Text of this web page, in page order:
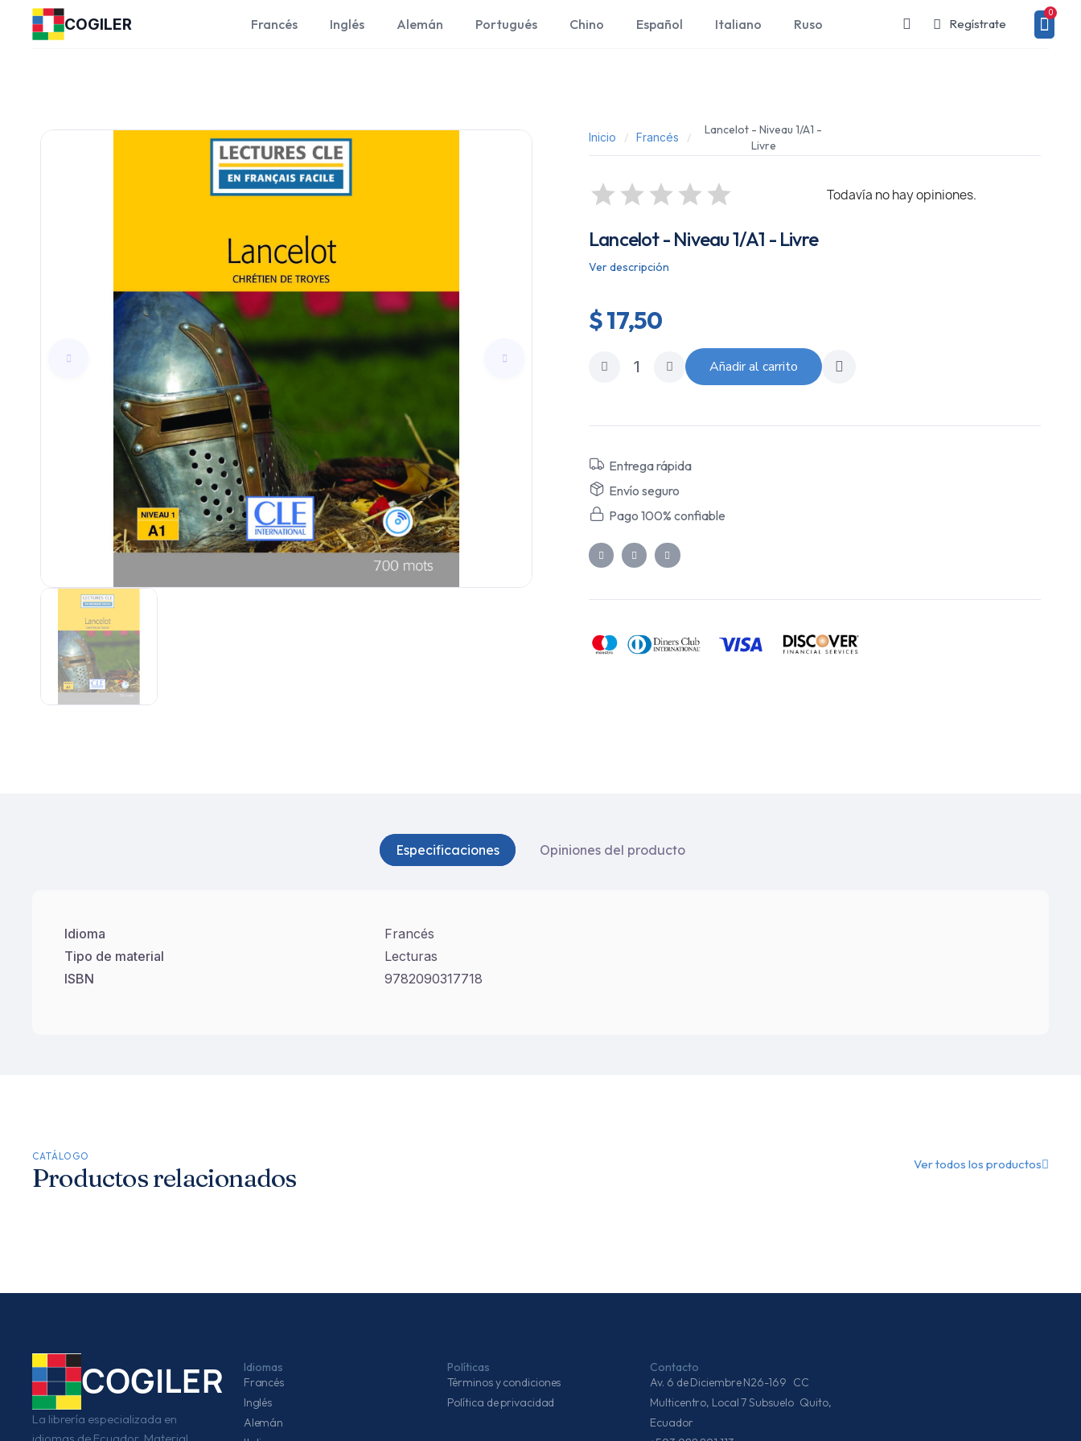
COGILER Francés Inglés Alemán Portugués Chino Español Italiano Ruso Regístrate
Inicio Francés
Lancelot - Niveau 1/A1 -
Livre
Todavía no hay opiniones.
Lancelot - Niveau 1/A1 - Livre
Ver descripción
$ 17,50
Añadir al carrito
Entrega rápida
Envío seguro
Pago 100% confiable
Especificaciones Opiniones del producto
Idioma
Francés
Tipo de material
Lecturas
ISBN
9782090317718
CATÁLOGO
Productos relacionados Ver todos los productos
COGILER
La librería especializada en
idiomas de Ecuador. Material
Idiomas
Francés
Inglés
Alemán
Políticas
Términos y condiciones
Política de privacidad
Contacto
Av. 6 de Diciembre N26-169 CC
Multicentro, Local 7 Subsuelo Quito,
Ecuador